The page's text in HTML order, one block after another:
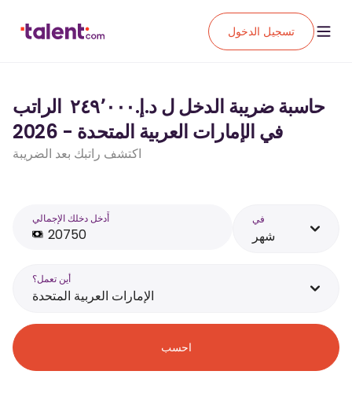
تسجيل الدخول
حاسبة ضريبة الدخل ل د.إ.‏٢٤٩٬٠٠٠ ‏ الراتب
في الإمارات العربية المتحدة - 2026
اكتشف راتبك بعد الضريبة
أَدخل دخلك الإجمالي في
شهر
أين تعمل؟
الإمارات العربية المتحدة
احسب